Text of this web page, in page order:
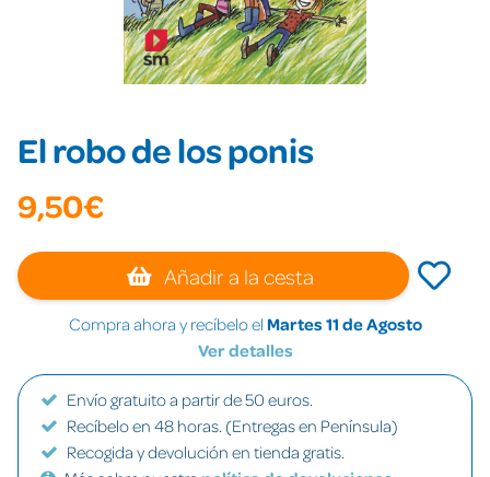
El robo de los ponis
9,50€
Añadir a la cesta
Compra ahora y recíbelo el Martes 11 de Agosto
Ver detalles
Envío gratuito a partir de 50 euros.
Recíbelo en 48 horas. (Entregas en Península)
Recogida y devolución en tienda gratis.